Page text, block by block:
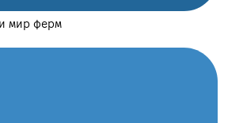
мир ферм